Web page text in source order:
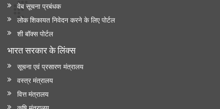
वेब सूचना प्रबंधक
लोक शिकायत निवेदन करने के लिए पोर्टल
शी बॉक्स पोर्टल
भारत सरकार के लिंक्‍स
सूचना एवं प्रसारण मंत्रालय
वस्त्र मंत्रालय
वित्त मंत्रालय